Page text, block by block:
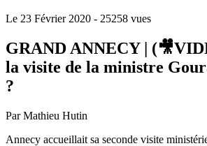
Le 23 Février 2020 - 25258 vues
GRAND ANNECY |
la visite de la ministre
?
Par Mathieu Hutin
Annecy accueillait sa seconde visite